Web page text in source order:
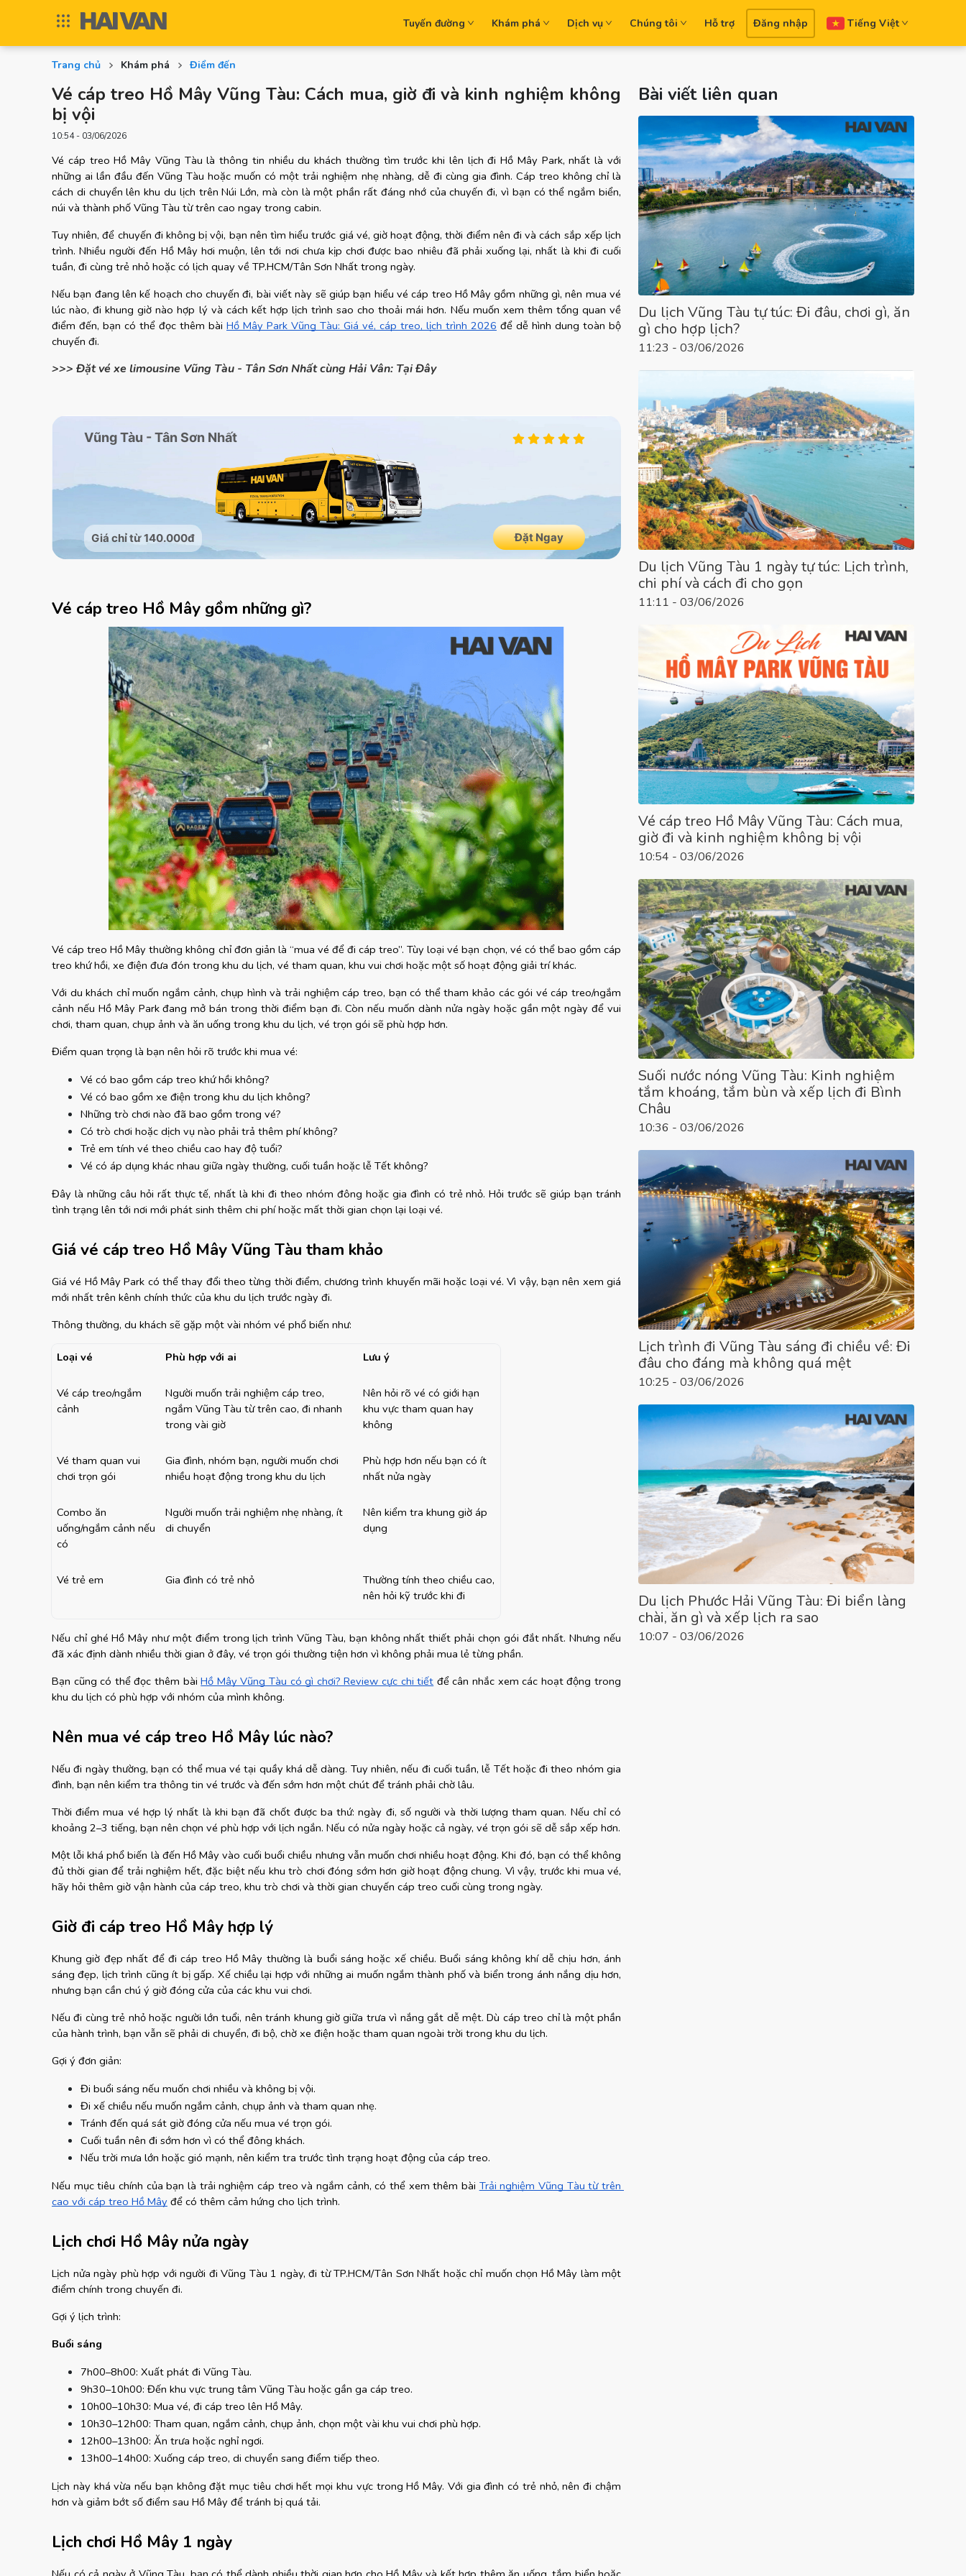
Tuyến đường Khám phá Dịch vụ Chúng tôi Hỗ trợ Đăng nhập Tiếng Việt
Trang chủ Khám phá Điểm đến
Vé cáp treo Hồ Mây Vũng Tàu: Cách mua, giờ đi và kinh nghiệm không
bị vội
10:54 - 03/06/2026
Vé cáp treo Hồ Mây Vũng Tàu là thông tin nhiều du khách thường tìm trước khi lên lịch đi Hồ Mây Park, nhất là với
những ai lần đầu đến Vũng Tàu hoặc muốn có một trải nghiệm nhẹ nhàng, dễ đi cùng gia đình. Cáp treo không chỉ là
cách di chuyển lên khu du lịch trên Núi Lớn, mà còn là một phần rất đáng nhớ của chuyến đi, vì bạn có thể ngắm biển,
núi và thành phố Vũng Tàu từ trên cao ngay trong cabin.
Tuy nhiên, để chuyến đi không bị vội, bạn nên tìm hiểu trước giá vé, giờ hoạt động, thời điểm nên đi và cách sắp xếp lịch
trình. Nhiều người đến Hồ Mây hơi muộn, lên tới nơi chưa kịp chơi được bao nhiêu đã phải xuống lại, nhất là khi đi cuối
tuần, đi cùng trẻ nhỏ hoặc có lịch quay về TP.HCM/Tân Sơn Nhất trong ngày.
Nếu bạn đang lên kế hoạch cho chuyến đi, bài viết này sẽ giúp bạn hiểu vé cáp treo Hồ Mây gồm những gì, nên mua vé
lúc nào, đi khung giờ nào hợp lý và cách kết hợp lịch trình sao cho thoải mái hơn. Nếu muốn xem thêm tổng quan về
điểm đến, bạn có thể đọc thêm bài Hồ Mây Park Vũng Tàu: Giá vé, cáp treo, lịch trình 2026 để dễ hình dung toàn bộ
chuyến đi.
>>> Đặt vé xe limousine Vũng Tàu - Tân Sơn Nhất cùng Hải Vân: Tại Đây
Vé cáp treo Hồ Mây gồm những gì?
Vé cáp treo Hồ Mây thường không chỉ đơn giản là “mua vé để đi cáp treo”. Tùy loại vé bạn chọn, vé có thể bao gồm cáp
treo khứ hồi, xe điện đưa đón trong khu du lịch, vé tham quan, khu vui chơi hoặc một số hoạt động giải trí khác.
Với du khách chỉ muốn ngắm cảnh, chụp hình và trải nghiệm cáp treo, bạn có thể tham khảo các gói vé cáp treo/ngắm
cảnh nếu Hồ Mây Park đang mở bán trong thời điểm bạn đi. Còn nếu muốn dành nửa ngày hoặc gần một ngày để vui
chơi, tham quan, chụp ảnh và ăn uống trong khu du lịch, vé trọn gói sẽ phù hợp hơn.
Điểm quan trọng là bạn nên hỏi rõ trước khi mua vé:
Vé có bao gồm cáp treo khứ hồi không?
Vé có bao gồm xe điện trong khu du lịch không?
Những trò chơi nào đã bao gồm trong vé?
Có trò chơi hoặc dịch vụ nào phải trả thêm phí không?
Trẻ em tính vé theo chiều cao hay độ tuổi?
Vé có áp dụng khác nhau giữa ngày thường, cuối tuần hoặc lễ Tết không?
Đây là những câu hỏi rất thực tế, nhất là khi đi theo nhóm đông hoặc gia đình có trẻ nhỏ. Hỏi trước sẽ giúp bạn tránh
tình trạng lên tới nơi mới phát sinh thêm chi phí hoặc mất thời gian chọn lại loại vé.
Giá vé cáp treo Hồ Mây Vũng Tàu tham khảo
Giá vé Hồ Mây Park có thể thay đổi theo từng thời điểm, chương trình khuyến mãi hoặc loại vé. Vì vậy, bạn nên xem giá
mới nhất trên kênh chính thức của khu du lịch trước ngày đi.
Thông thường, du khách sẽ gặp một vài nhóm vé phổ biến như:
Loại vé Phù hợp với ai Lưu ý
Vé cáp treo/ngắm
cảnh
Người muốn trải nghiệm cáp treo,
ngắm Vũng Tàu từ trên cao, đi nhanh
trong vài giờ
Nên hỏi rõ vé có giới hạn
khu vực tham quan hay
không
Vé tham quan vui
chơi trọn gói
Gia đình, nhóm bạn, người muốn chơi
nhiều hoạt động trong khu du lịch
Phù hợp hơn nếu bạn có ít
nhất nửa ngày
Combo ăn
uống/ngắm cảnh nếu
có
Người muốn trải nghiệm nhẹ nhàng, ít
di chuyển
Nên kiểm tra khung giờ áp
dụng
Vé trẻ em Gia đình có trẻ nhỏ
Thường tính theo chiều cao,
nên hỏi kỹ trước khi đi
Nếu chỉ ghé Hồ Mây như một điểm trong lịch trình Vũng Tàu, bạn không nhất thiết phải chọn gói đắt nhất. Nhưng nếu
đã xác định dành nhiều thời gian ở đây, vé trọn gói thường tiện hơn vì không phải mua lẻ từng phần.
Bạn cũng có thể đọc thêm bài Hồ Mây Vũng Tàu có gì chơi? Review cực chi tiết để cân nhắc xem các hoạt động trong
khu du lịch có phù hợp với nhóm của mình không.
Nên mua vé cáp treo Hồ Mây lúc nào?
Nếu đi ngày thường, bạn có thể mua vé tại quầy khá dễ dàng. Tuy nhiên, nếu đi cuối tuần, lễ Tết hoặc đi theo nhóm gia
đình, bạn nên kiểm tra thông tin vé trước và đến sớm hơn một chút để tránh phải chờ lâu.
Thời điểm mua vé hợp lý nhất là khi bạn đã chốt được ba thứ: ngày đi, số người và thời lượng tham quan. Nếu chỉ có
khoảng 2–3 tiếng, bạn nên chọn vé phù hợp với lịch ngắn. Nếu có nửa ngày hoặc cả ngày, vé trọn gói sẽ dễ sắp xếp hơn.
Một lỗi khá phổ biến là đến Hồ Mây vào cuối buổi chiều nhưng vẫn muốn chơi nhiều hoạt động. Khi đó, bạn có thể không
đủ thời gian để trải nghiệm hết, đặc biệt nếu khu trò chơi đóng sớm hơn giờ hoạt động chung. Vì vậy, trước khi mua vé,
hãy hỏi thêm giờ vận hành của cáp treo, khu trò chơi và thời gian chuyến cáp treo cuối cùng trong ngày.
Giờ đi cáp treo Hồ Mây hợp lý
Khung giờ đẹp nhất để đi cáp treo Hồ Mây thường là buổi sáng hoặc xế chiều. Buổi sáng không khí dễ chịu hơn, ánh
sáng đẹp, lịch trình cũng ít bị gấp. Xế chiều lại hợp với những ai muốn ngắm thành phố và biển trong ánh nắng dịu hơn,
nhưng bạn cần chú ý giờ đóng cửa của các khu vui chơi.
Nếu đi cùng trẻ nhỏ hoặc người lớn tuổi, nên tránh khung giờ giữa trưa vì nắng gắt dễ mệt. Dù cáp treo chỉ là một phần
của hành trình, bạn vẫn sẽ phải di chuyển, đi bộ, chờ xe điện hoặc tham quan ngoài trời trong khu du lịch.
Gợi ý đơn giản:
Đi buổi sáng nếu muốn chơi nhiều và không bị vội.
Đi xế chiều nếu muốn ngắm cảnh, chụp ảnh và tham quan nhẹ.
Tránh đến quá sát giờ đóng cửa nếu mua vé trọn gói.
Cuối tuần nên đi sớm hơn vì có thể đông khách.
Nếu trời mưa lớn hoặc gió mạnh, nên kiểm tra trước tình trạng hoạt động của cáp treo.
Nếu mục tiêu chính của bạn là trải nghiệm cáp treo và ngắm cảnh, có thể xem thêm bài Trải nghiệm Vũng Tàu từ trên
cao với cáp treo Hồ Mây để có thêm cảm hứng cho lịch trình.
Lịch chơi Hồ Mây nửa ngày
Lịch nửa ngày phù hợp với người đi Vũng Tàu 1 ngày, đi từ TP.HCM/Tân Sơn Nhất hoặc chỉ muốn chọn Hồ Mây làm một
điểm chính trong chuyến đi.
Gợi ý lịch trình:
Buổi sáng
7h00–8h00: Xuất phát đi Vũng Tàu.
9h30–10h00: Đến khu vực trung tâm Vũng Tàu hoặc gần ga cáp treo.
10h00–10h30: Mua vé, đi cáp treo lên Hồ Mây.
10h30–12h00: Tham quan, ngắm cảnh, chụp ảnh, chọn một vài khu vui chơi phù hợp.
12h00–13h00: Ăn trưa hoặc nghỉ ngơi.
13h00–14h00: Xuống cáp treo, di chuyển sang điểm tiếp theo.
Lịch này khá vừa nếu bạn không đặt mục tiêu chơi hết mọi khu vực trong Hồ Mây. Với gia đình có trẻ nhỏ, nên đi chậm
hơn và giảm bớt số điểm sau Hồ Mây để tránh bị quá tải.
Lịch chơi Hồ Mây 1 ngày
Bài viết liên quan
Du lịch Vũng Tàu tự túc: Đi đâu, chơi gì, ăn
gì cho hợp lịch?
11:23 - 03/06/2026
Du lịch Vũng Tàu 1 ngày tự túc: Lịch trình,
chi phí và cách đi cho gọn
11:11 - 03/06/2026
Vé cáp treo Hồ Mây Vũng Tàu: Cách mua,
giờ đi và kinh nghiệm không bị vội
10:54 - 03/06/2026
Suối nước nóng Vũng Tàu: Kinh nghiệm
tắm khoáng, tắm bùn và xếp lịch đi Bình
Châu
10:36 - 03/06/2026
Lịch trình đi Vũng Tàu sáng đi chiều về: Đi
đâu cho đáng mà không quá mệt
10:25 - 03/06/2026
Du lịch Phước Hải Vũng Tàu: Đi biển làng
chài, ăn gì và xếp lịch ra sao
10:07 - 03/06/2026